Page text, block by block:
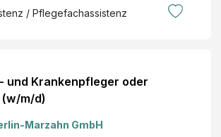
/ Pflegefachassistenz
und Krankenpfleger oder
m/d)
Marzahn GmbH